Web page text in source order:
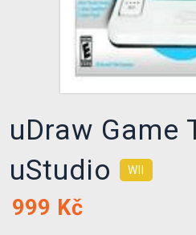
TCG & BOARDGAME HUB
VÝKUP HER (BAZAR)
uDraw Game
uStudio
WII
999 Kč